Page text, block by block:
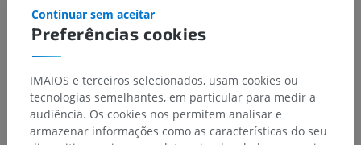
Preferências cookies
Continuar sem aceitar
IMAIOS e terceiros selecionados, usam cookies ou
tecnologias semelhantes, em particular para medir a
audiência. Os cookies nos permitem analisar e
armazenar informações como as características do seu